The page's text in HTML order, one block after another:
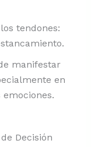
tendones:
manifestar
en
emociones.
Decisión